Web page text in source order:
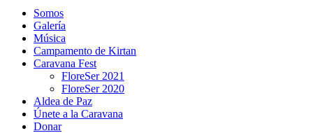
Somos
Galería
Música
Campamento de Kirtan
Caravana Fest
FloreSer 2021
FloreSer 2020
Aldea de Paz
Únete a la Caravana
Donar